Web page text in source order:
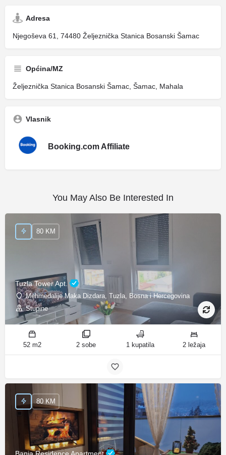
Adresa
Njegoševa 61, 74480 Željeznička Stanica Bosanski Šamac
Općina/MZ
Željeznička Stanica Bosanski Šamac, Šamac, Mahala
Vlasnik
Booking.com Affiliate
You May Also Be Interested In
Tuzla Tower Apt.
Mehmedalije Maka Dizdara, Tuzla, Bosna i Hercegovina
Stupine
80 KM
52 m2 2 sobe 1 kupatila 2 ležaja
80 KM